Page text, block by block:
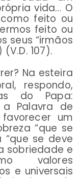
vida… O
feito ou
feito ou
seus “irmãos
107).
Na esteira
respondo,
do Papa:
a Palavra de
um
“que se
“que se deve
sobriedade e
valores
e universais